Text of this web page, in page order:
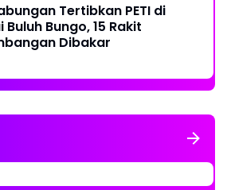
Tertibkan PETI di
Buluh Bungo, 15 Rakit
Dibakar